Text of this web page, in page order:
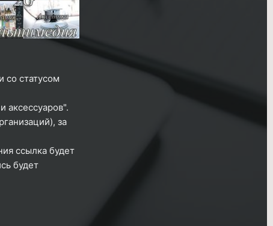
со статусом
аксессуаров".
за
ссылка будет
будет